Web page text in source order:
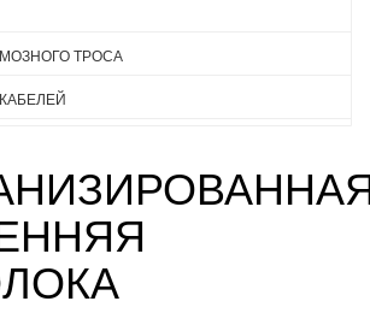
ТРОСА